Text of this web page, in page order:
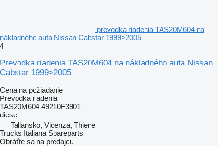
prevodka riadenia TAS20M604 na
nákladného auta Nissan Cabstar 1999>2005
4
Prevodka riadenia TAS20M604 na nákladného auta Nissan
Cabstar 1999>2005
Cena na požiadanie
Prevodka riadenia
TAS20M604 49210F3901
diesel
Taliansko, Vicenza, Thiene
Trucks Italiana Spareparts
Obráťte sa na predajcu